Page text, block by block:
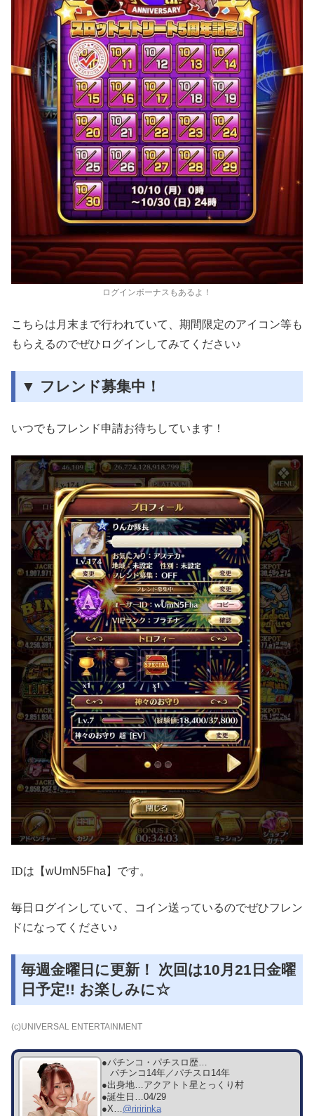
ログインボーナスもあるよ！
こちらは月末まで行われていて、期間限定のアイコン等も
もらえるのでぜひログインしてみてください♪
▼ フレンド募集中！
いつでもフレンド申請お待ちしています！
IDは【wUmN5Fha】です。
毎日ログインしていて、コイン送っているのでぜひフレン
ドになってください♪
毎週金曜日に更新！ 次回は10月21日金曜
日予定!! お楽しみに☆
(c)UNIVERSAL ENTERTAINMENT
●パチンコ・パチスロ歴…
パチンコ14年／パチスロ14年
●出身地…アクアトト星とっくり村
●誕生日…04/29
●X…@riririnka